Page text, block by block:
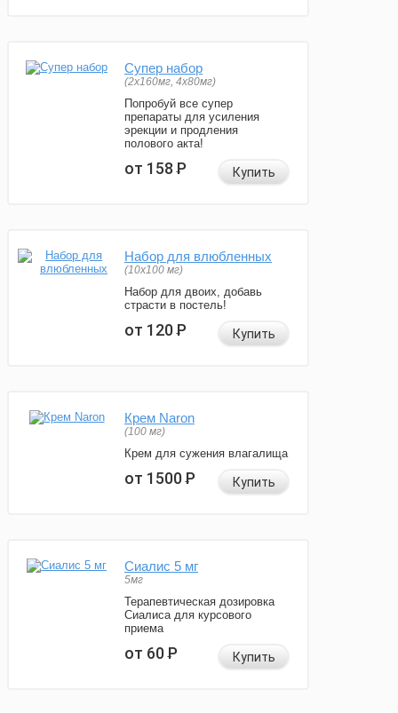
Супер набор
(2х160мг, 4х80мг)
Попробуй все супер
препараты для усиления
эрекции и продления
полового акта!
от 158Р Купить
Набор для влюбленных
(10х100 мг)
Набор для двоих, добавь
страсти в постель!
от 120Р Купить
Крем Naron
(100 мг)
Крем для сужения влагалища
от 1500Р Купить
Сиалис 5 мг
5мг
Терапевтическая дозировка
Сиалиса для курсового
приема
от 60Р Купить